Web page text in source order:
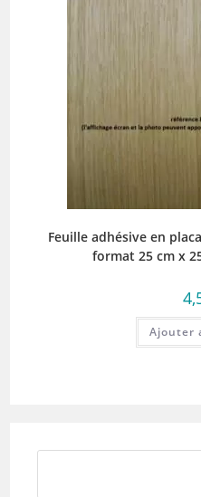
Feuille adhésive en
format 25 cm x
Ajouter